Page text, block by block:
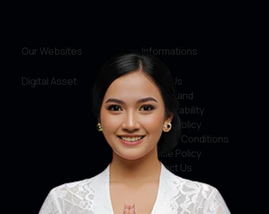
Our Websites
Digital Asset
Informations
About Us
Service and
Accountability
Privacy Policy
Terms & Conditions
Cookie Policy
Contact Us
Social Media